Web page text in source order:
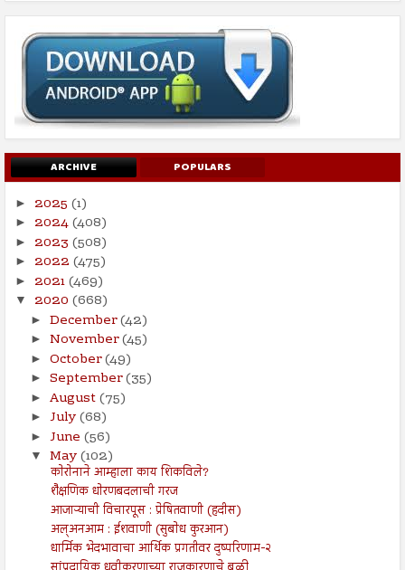
ARCHIVE POPULARS
► 2025 (1)
► 2024(408)
► 2023 (508)
► 2022 (475)
► 2021(469)
▼ 2020 (668)
► December(42)
► November(45)
► October(49)
► September(35)
► August(75)
► July(68)
► June (56)
▼ May(102)
कोरोनाने आम्हाला काय शिकविले?
शैक्षणिक धोरणबदलाची गरज
आजाऱ्याची विचारपूस : प्रेषितवाणी (हदीस)
अल्अनआम : ईशवाणी (सुबोध कुरआन)
धार्मिक भेदभावाचा आर्थिक प्रगतीवर दुष्परिणाम-२